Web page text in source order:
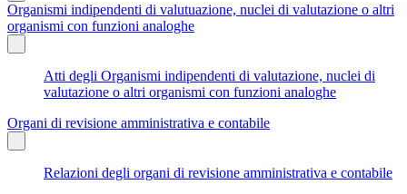
Organismi indipendenti di valutuazione, nuclei di valutazione o altri
organismi con funzioni analoghe
Atti degli Organismi indipendenti di valutazione, nuclei di
valutazione o altri organismi con funzioni analoghe
Organi di revisione amministrativa e contabile
Relazioni degli organi di revisione amministrativa e contabile